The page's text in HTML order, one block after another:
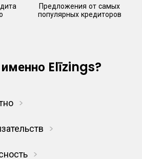
Предложения от самых
популярных кредиторов
Elīzings?